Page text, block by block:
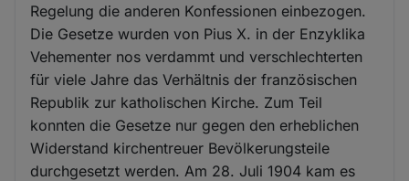
Regelung die anderen Konfessionen einbezogen.
Die Gesetze wurden von Pius X. in der Enzyklika
Vehementer nos verdammt und verschlechterten
für viele Jahre das Verhältnis der französischen
Republik zur katholischen Kirche. Zum Teil
konnten die Gesetze nur gegen den erheblichen
Widerstand kirchentreuer Bevölkerungsteile
durchgesetzt werden. Am 28. Juli 1904 kam es